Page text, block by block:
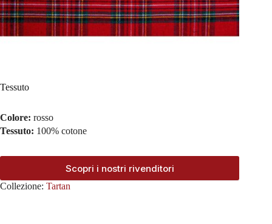
Tessuto
Colore: rosso
Tessuto: 100% cotone
Scopri i nostri rivenditori
Collezione: Tartan